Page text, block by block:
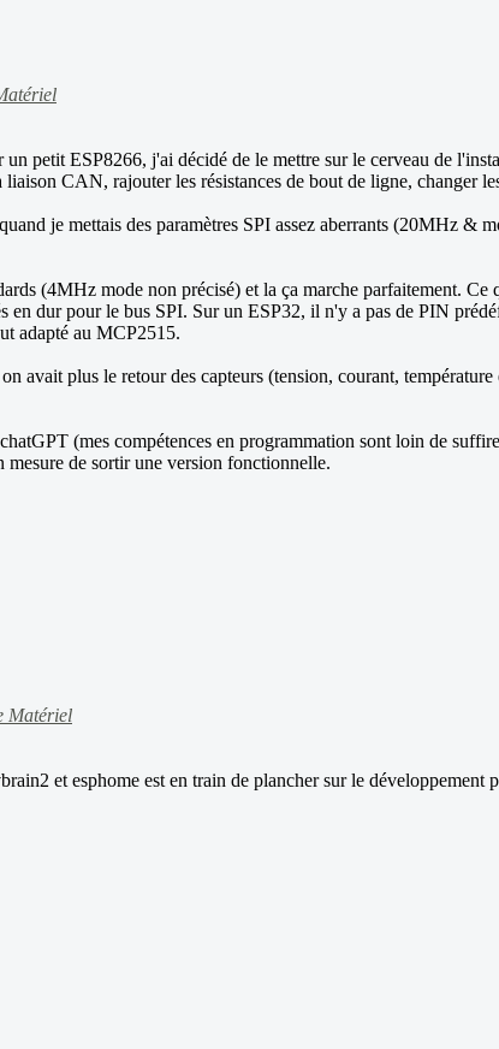
petit ESP8266, j'ai décidé de le mettre sur le cerveau de
CAN, rajouter les résistances de bout de ligne, changer
je mettais des paramètres SPI assez aberrants (20MHz &
(4MHz mode non précisé) et la ça marche parfaitement.
dur pour le bus SPI. Sur un ESP32, il n'y a pas de PIN
adapté au MCP2515.
avait plus le retour des capteurs (tension, courant,
(mes compétences en programmation sont loin de
mesure de sortir une version fonctionnelle.
Matériel
et esphome est en train de plancher sur le développement